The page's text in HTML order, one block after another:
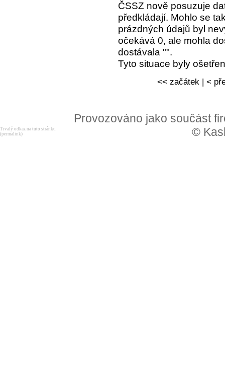
ČSSZ nově posuzuje
předkládají. Mohlo se
prázdných údajů byl
očekává 0, ale mohla
dostávala "".
Tyto situace byly
<< začátek | <
Provozováno jako součást
©
Trvalý odkaz na tuto stránku
(permalink)